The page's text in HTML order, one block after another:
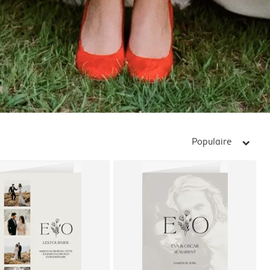
Populaire arrow_right